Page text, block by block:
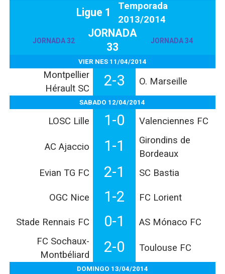
Ligue 1
Temporada
2013/2014
JORNADA 32
JORNADA
33
JORNADA 34
VIER NES 11/04/2014
Montpellier
Hérault SC
2-3 O. Marseille
SABADO 12/04/2014
LOSC Lille 1-0 Valenciennes FC
AC Ajaccio 1-1
Girondins de
Bordeaux
Evian TG FC
2-1 SC Bastia
OGC Nice 1-2 FC Lorient
Stade Rennais FC 0-1
AS Mónaco FC
FC Sochaux-
Montbéliard
2-0 Toulouse FC
DOMINGO 13/04/2014